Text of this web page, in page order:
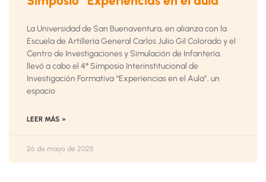
La Universidad de San Buenaventura, en alianza con la
Escuela de Artillería General Carlos Julio Gil Colorado y el
Centro de Investigaciones y Simulación de Infantería,
llevó a cabo el 4° Simposio Interinstitucional de
Investigación Formativa “Experiencias en el Aula”, un
espacio
LEER MÁS »
26 de mayo de 2025